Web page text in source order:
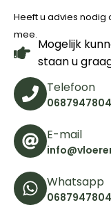
Heeft u advies nodig
mee.
Mogelijk
staan u
Telefoon
0687947804
E-mail
Whatsapp
0687947804